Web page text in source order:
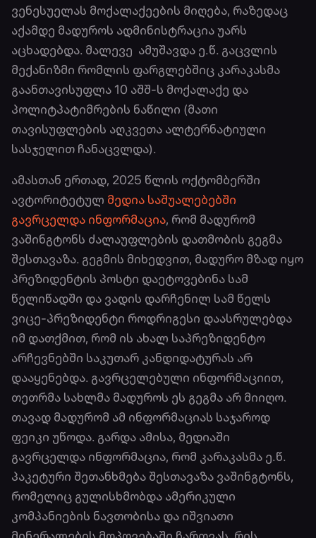
ვენესუელას მოქალაქეების მიღება, რაზედაც
აქამდე მადუროს ადმინისტრაცია უარს
აცხადებდა. მალევე ამუშავდა ე.წ. გაცვლის
მექანიზმი რომლის ფარგლებშიც კარაკასმა
გაანთავისუფლა 10 აშშ-ს მოქალაქე და
პოლიტპატიმრების ნაწილი (მათი
თავისუფლების აღკვეთა ალტერნატიული
სასჯელით ჩანაცვლდა).
ამასთან ერთად, 2025 წლის ოქტომბერში
ავტორიტეტულ მედია საშუალებებში
გავრცელდა ინფორმაცია, რომ მადურომ
ვაშინგტონს ძალაუფლების დათმობის გეგმა
შესთავაზა. გეგმის მიხედვით, მადურო მზად იყო
პრეზიდენტის პოსტი დაეტოვებინა სამ
წელიწადში და ვადის დარჩენილ სამ წელს
ვიცე-პრეზიდენტი როდრიგესი დაასრულებდა
იმ დათქმით, რომ ის ახალ საპრეზიდენტო
არჩევნებში საკუთარ კანდიდატურას არ
დააყენებდა. გავრცელებული ინფორმაციით,
თეთრმა სახლმა მადუროს ეს გეგმა არ მიიღო.
თავად მადურომ ამ ინფორმაციას საჯაროდ
ფეიკი უწოდა. გარდა ამისა, მედიაში
გავრცელდა ინფორმაცია, რომ კარაკასმა ე.წ.
პაკეტური შეთანხმება შესთავაზა ვაშინგტონს,
რომელიც გულისხმობდა ამერიკული
კომპანიების ნავთობისა და იშვიათი